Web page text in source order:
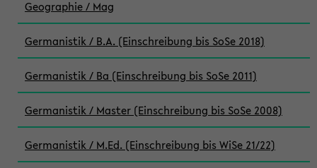
Geographie / Mag
Germanistik / B.A. (Einschreibung bis SoSe 2018)
Germanistik / Ba (Einschreibung bis SoSe 2011)
Germanistik / Master (Einschreibung bis SoSe 2008)
Germanistik / M.Ed. (Einschreibung bis WiSe 21/22)